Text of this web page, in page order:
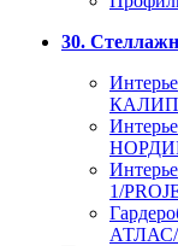
30.
1/
АТЛАС/